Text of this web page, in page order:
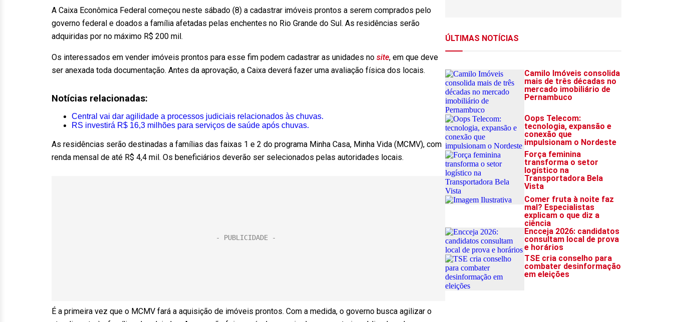
A Caixa Econômica Federal começou neste sábado (8) a cadastrar imóveis prontos a serem comprados pelo
governo federal e doados a família afetadas pelas enchentes no Rio Grande do Sul. As residências serão
adquiridas por no máximo R$ 200 mil.
Os interessados em vender imóveis prontos para esse fim podem cadastrar as unidades no site, em que deve
ser anexada toda documentação. Antes da aprovação, a Caixa deverá fazer uma avaliação física dos locais.
Notícias relacionadas:
Central vai dar agilidade a processos judiciais relacionados às chuvas.
RS investirá R$ 16,3 milhões para serviços de saúde após chuvas.
As residências serão destinadas a famílias das faixas 1 e 2 do programa Minha Casa, Minha Vida (MCMV), com
renda mensal de até R$ 4,4 mil. Os beneficiários deverão ser selecionados pelas autoridades locais.
É a primeira vez que o MCMV fará a aquisição de imóveis prontos. Com a medida, o governo busca agilizar o